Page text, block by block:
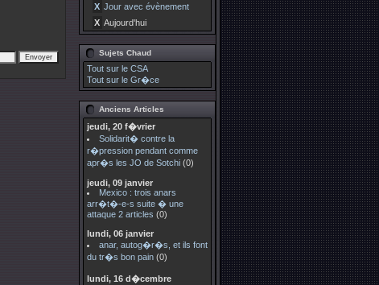
X Jour avec évènement
X Aujourd'hui
Sujets Chaud
Tout sur le CSA
Tout sur le Gr�ce
Anciens Articles
jeudi, 20 f�vrier
Solidarit� contre la
r�pression pendant comme
apr�s les JO de Sotchi (0)
jeudi, 09 janvier
Mexico : trois anars
arr�t�-e-s suite � une
attaque 2 articles (0)
lundi, 06 janvier
anar, autog�r�s, et ils font
du tr�s bon pain (0)
lundi, 16 d�cembre